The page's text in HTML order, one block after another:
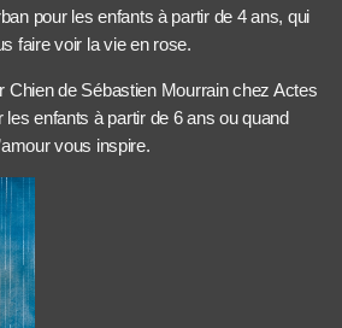
pour les enfants à partir de 4 ans, qui
faire voir la vie en rose.
Chien de Sébastien Mourrain chez Actes
enfants à partir de 6 ans ou quand
vous inspire.